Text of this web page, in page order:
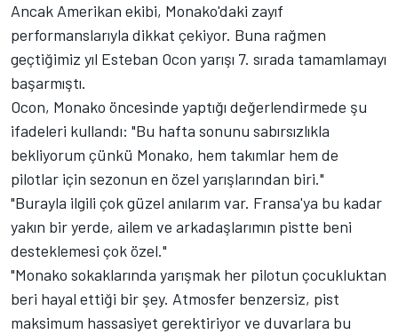
Ancak Amerikan ekibi, Monako'daki zayıf
performanslarıyla dikkat çekiyor. Buna rağmen
geçtiğimiz yıl Esteban Ocon yarışı 7. sırada tamamlamayı
başarmıştı.
Ocon, Monako öncesinde yaptığı değerlendirmede şu
ifadeleri kullandı: "Bu hafta sonunu sabırsızlıkla
bekliyorum çünkü Monako, hem takımlar hem de
pilotlar için sezonun en özel yarışlarından biri."
"Burayla ilgili çok güzel anılarım var. Fransa'ya bu kadar
yakın bir yerde, ailem ve arkadaşlarımın pistte beni
desteklemesi çok özel."
"Monako sokaklarında yarışmak her pilotun çocukluktan
beri hayal ettiği bir şey. Atmosfer benzersiz, pist
maksimum hassasiyet gerektiriyor ve duvarlara bu